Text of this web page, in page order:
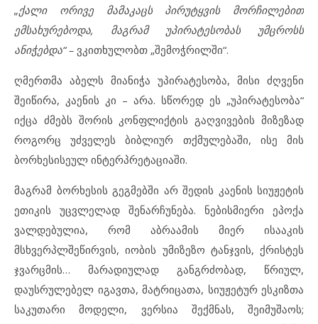
„ქალი ორივე მამაკაცს პირუტყვის მორჩილებით
ემსახურებოდა, მაგრამ უპირატესობას უმცროსს
ანიჭებდა“ – ვკითხულობთ „შემოჭრილში“.
ღმერთმა აბელს მიანიჭა უპირატესობა, მისი ძღვენი
შეიწირა, კაენის კი – არა. სწორედ ეს „უპირატესობა“
იქცა ძმებს შორის კონფლიქტის გაღვივების მიზეზად
როგორც უძველეს ბიბლიურ თქმულებაში, ისე მის
ბორხესისეულ ინტერპრეტაციაში.
მაგრამ ბორხესის გეგმებში არ შედის კაენის სიუჟეტის
ეთიკის უცვლელად შენარჩუნება. ნებისმიერი ეპოქა
ვალდებულია, რომ აბრაამის მიერ ისააკის
მსხვერპლშეწირვის, იობის უმიზეზო ტანჯვის, ქრისტეს
ჯვარცმის… მარადიულად განგრძობად, წრიულ,
დაუსრულებელ იგავთა, მატრიცათა, სიუჟეტურ ესკიზთა
საკუთარი მოდელი, ვერსია შექმნას, შეიმუშაოს;